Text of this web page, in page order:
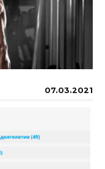
07.03.2021